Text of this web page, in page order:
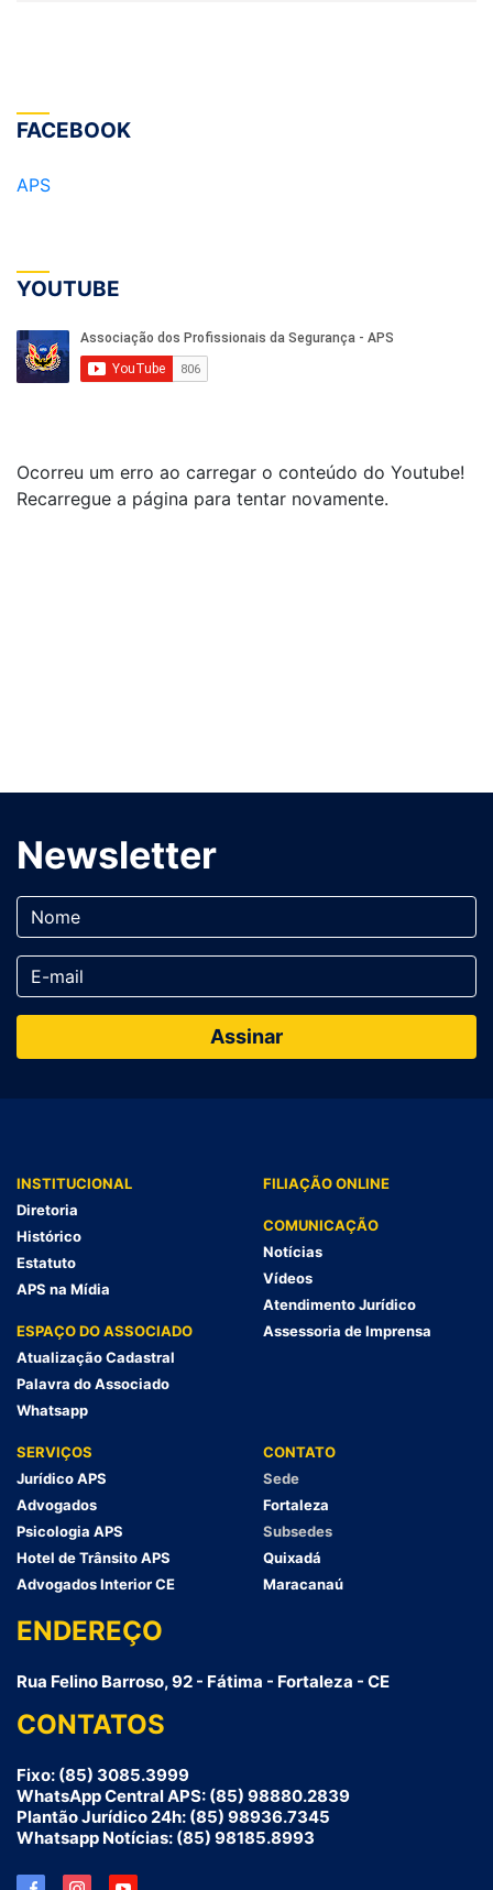
FACEBOOK
APS
YOUTUBE
Ocorreu um erro ao carregar o conteúdo do Youtube!
Recarregue a página para tentar novamente.
Newsletter
INSTITUCIONAL
Diretoria
Histórico
Estatuto
APS na Mídia
ESPAÇO DO ASSOCIADO
Atualização Cadastral
Palavra do Associado
Whatsapp
FILIAÇÃO ONLINE
COMUNICAÇÃO
Notícias
Vídeos
Atendimento Jurídico
Assessoria de Imprensa
SERVIÇOS
Jurídico APS
Advogados
Psicologia APS
Hotel de Trânsito APS
Advogados Interior CE
CONTATO
Sede
Fortaleza
Subsedes
Quixadá
Maracanaú
ENDEREÇO
Rua Felino Barroso, 92 - Fátima - Fortaleza - CE
CONTATOS
Fixo: (85) 3085.3999
WhatsApp Central APS: (85) 98880.2839
Plantão Jurídico 24h: (85) 98936.7345
Whatsapp Notícias: (85) 98185.8993